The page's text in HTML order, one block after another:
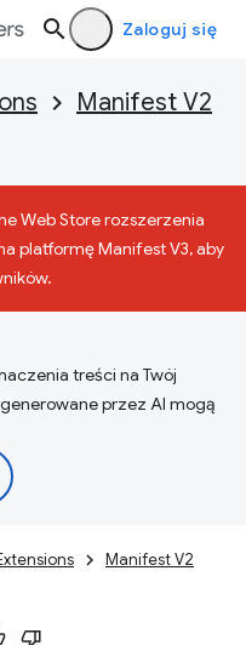
Zaloguj się
Manifest V2
Web Store rozszerzenia
platformę Manifest V3, aby
treści na Twój
przez AI mogą
Manifest V2